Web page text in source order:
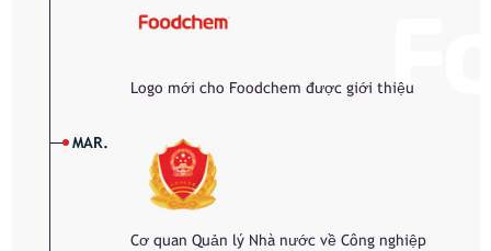
Logo mới cho Foodchem được giới thiệu
MAR.
Cơ quan Quản lý Nhà nước về Công nghiệp